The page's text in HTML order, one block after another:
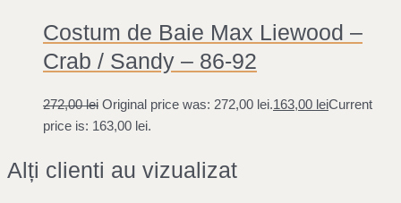
Costum de Baie Max Liewood –
Crab / Sandy – 86-92
272,00lei Original price was: 272,00 lei.163,00 leiCurrent
price is: 163,00 lei.
Alți clienti au vizualizat